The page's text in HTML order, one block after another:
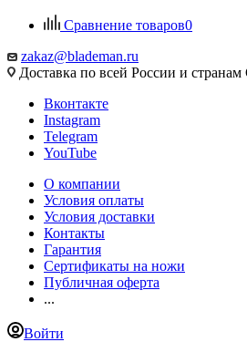
Сравнение товаров0
zakaz@blademan.ru
Доставка по всей России и
Вконтакте
Instagram
Telegram
YouTube
О компании
Условия оплаты
Условия доставки
Контакты
Гарантия
Сертификаты на ножи
Публичная оферта
...
Войти